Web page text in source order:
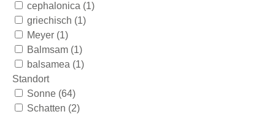
cephalonica (1)
griechisch (1)
Meyer (1)
Balmsam (1)
balsamea (1)
Standort
Sonne (64)
Schatten (2)